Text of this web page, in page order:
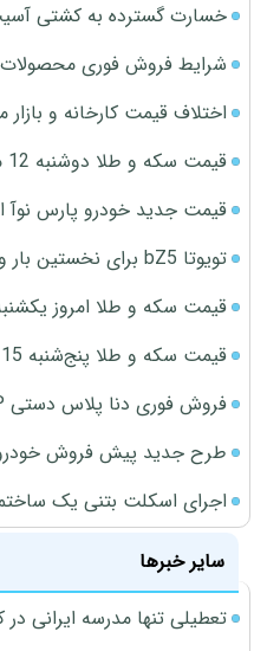
خسارت گسترده به کشتی
شرایط فروش فوری محصولات
اختلاف قیمت کارخانه و
قیمت سکه و طلا دوشنبه 12 مرداد 1405
قیمت جدید خودرو پارس نوآ
تویوتا bZ5 برای نخستین بار وارد بازار ایران می‌شود
قیمت سکه و طلا امروز یکشنبه 1405/05/
قیمت سکه و طلا پنج‌شنبه 15 مرداد 1405
فروش فوری دنا پلاس دستی EF7P (بدون قرعه کشی)
طرح جدید پیش فروش خودرو
اجرای اسکلت بتنی یک
سایر خبرها
تعطیلی تنها مدرسه ایرانی